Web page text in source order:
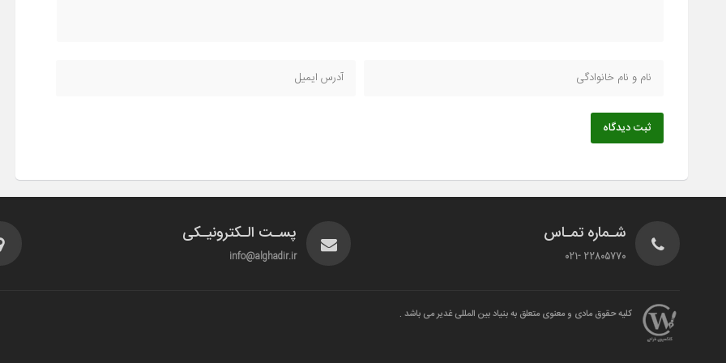
ثبت دیدگاه
شـماره تمـاس
22805770 -021
پسـت الـکترونیـکی
info@alghadir.ir
کلیه حقوق مادی و معنوی متعلق به بنیاد بین المللی غدیر می باشد .